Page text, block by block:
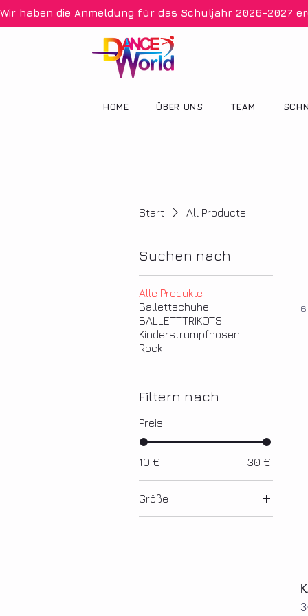
Wir haben die Anmeldung für das Schuljahr 2026–2027
HOME ÜBER UNS TEAM
Start All Products
Suchen nach
Alle Produkte
Ballettschuhe
BALLETTTRIKOTS
Kinderstrumpfhosen
Rock
Filtern nach
Preis
10 € 30 €
Größe